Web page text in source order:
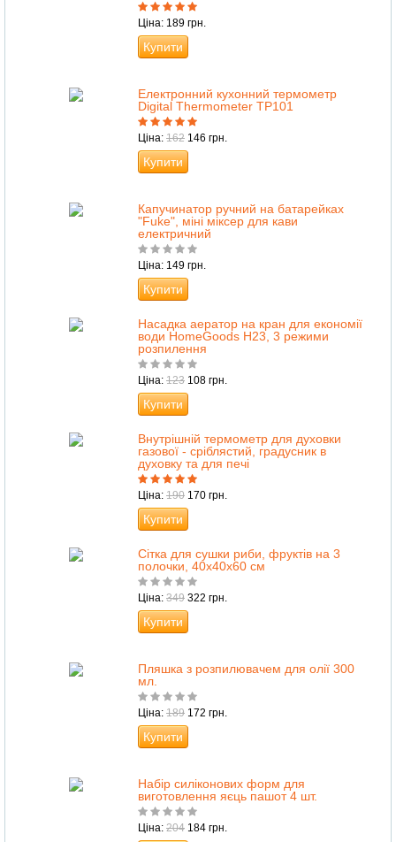
Ціна: 189 грн.
Купити
Електронний кухонний термометр
Digital Thermometer TP101
Ціна: 162 146 грн.
Купити
Капучинатор ручний на батарейках
"Fuke", міні міксер для кави
електричний
Ціна: 149 грн.
Купити
Насадка аератор на кран для економії
води HomeGoods H23, 3 режими
розпилення
Ціна: 123 108 грн.
Купити
Внутрішній термометр для духовки
газової - сріблястий, градусник в
духовку та для печі
Ціна: 190 170 грн.
Купити
Сітка для сушки риби, фруктів на 3
полочки, 40х40х60 см
Ціна: 349 322 грн.
Купити
Пляшка з розпилювачем для олії 300
мл.
Ціна: 189 172 грн.
Купити
Набір силіконових форм для
виготовлення яєць пашот 4 шт.
Ціна: 204 184 грн.